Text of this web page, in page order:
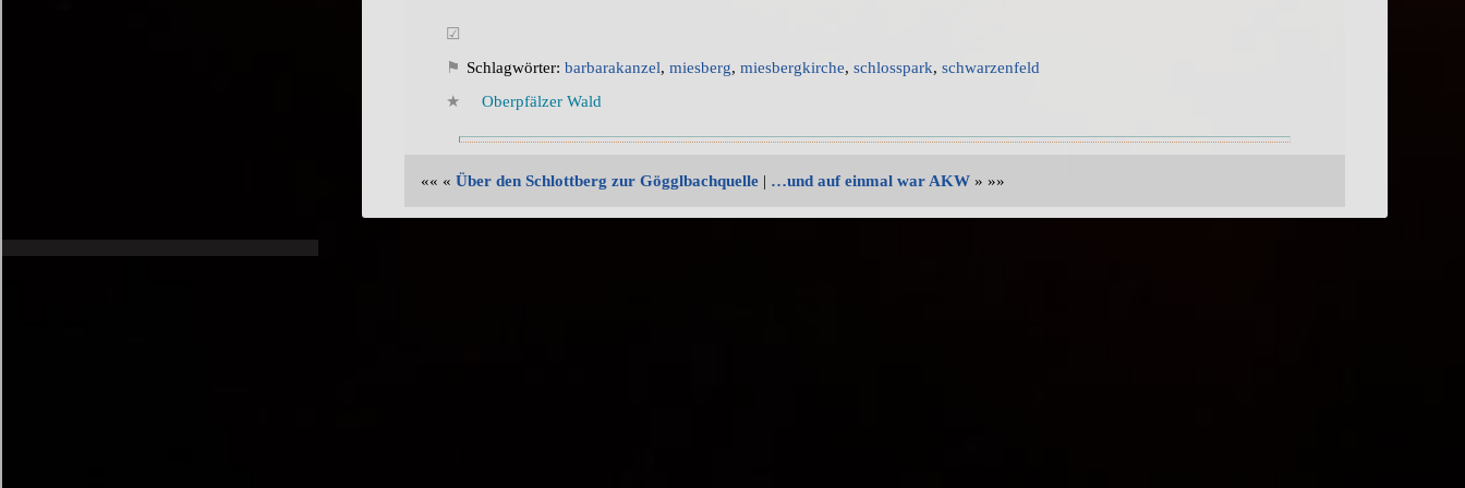
Schlagwörter: barbarakanzel, miesberg, miesbergkirche, schlosspark, schwarzenfeld
Oberpfälzer Wald
«« « Über den Schlottberg zur Gögglbachquelle| …und auf einmal war AKW» »»